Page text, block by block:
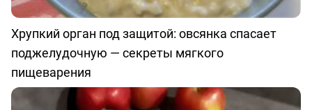
Хрупкий орган под защитой: овсянка спасает
поджелудочную — секреты мягкого
пищеварения